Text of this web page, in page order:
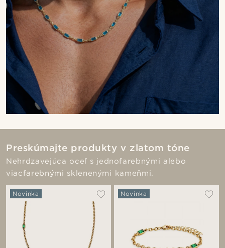
Preskúmajte produkty v zlatom tóne
Nehrdzavejúca oceľ s jednofarebnými alebo
viacfarebnými sklenenými kameňmi.
Novinka Novinka